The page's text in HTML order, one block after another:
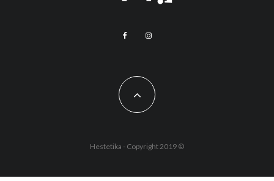
Hestetika - Copyright 2019 ©